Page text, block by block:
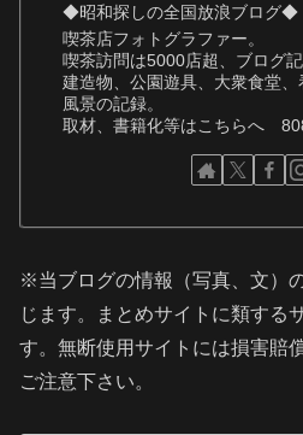
◆昭和探しの全国放浪ブログ◆
喫茶店フォトグラファー。
喫茶訪問は5000店超、ブログ記
建造物、公園遊具、大衆食堂
風景の記録。
取材、書籍化等はこちらへ
※当ブログの情報（写真、文）
じます。まとめサイトに類する
す。無断使用サイトには損害賠
ご注意下さい。